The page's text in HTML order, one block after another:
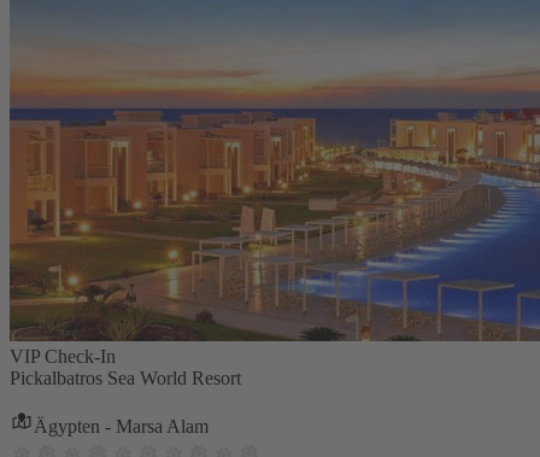
VIP Check-In
Pickalbatros Sea World Resort
Ägypten - Marsa Alam